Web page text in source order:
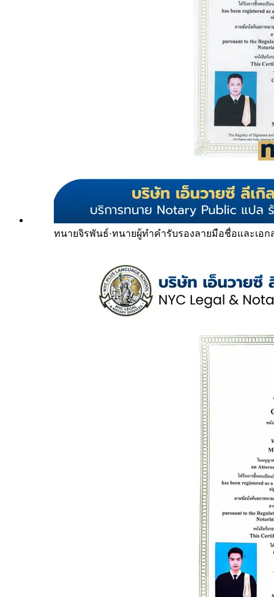
ทนายจิรพันธ์·ทนายผู้ทำคำรับรองลายมือชื่อและเอก